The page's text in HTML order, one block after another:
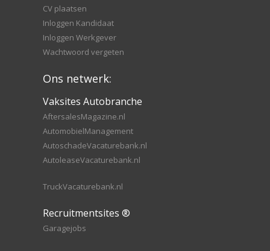
CV plaatsen
Inloggen Kandidaat
Inloggen Werkgever
Wachtwoord vergeten
Ons netwerk:
Vaksites Autobranche
AftersalesMagazine.nl
AutomobielManagement
AutoschadeVacaturebank.nl
AutoleaseVacaturebank.nl
TruckVacaturebank.nl
Recruitmentsites ®
Garagejobs